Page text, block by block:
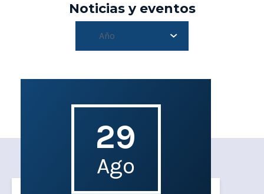
Noticias y eventos
Año
29
Ago